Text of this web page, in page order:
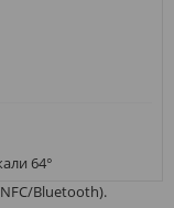
64°
Bluetooth).